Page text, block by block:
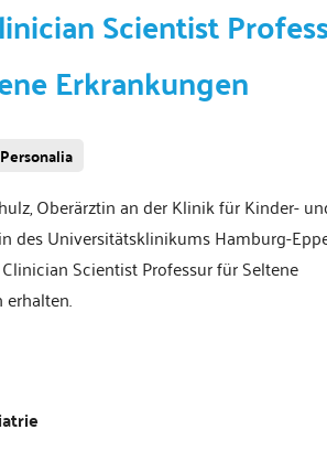
Scientist
Erkrankungen
Personalia
Oberärztin an der Klinik für Kinder-
des Universitätsklinikums Hamburg-
Scientist Professur für Seltene
erhalten.